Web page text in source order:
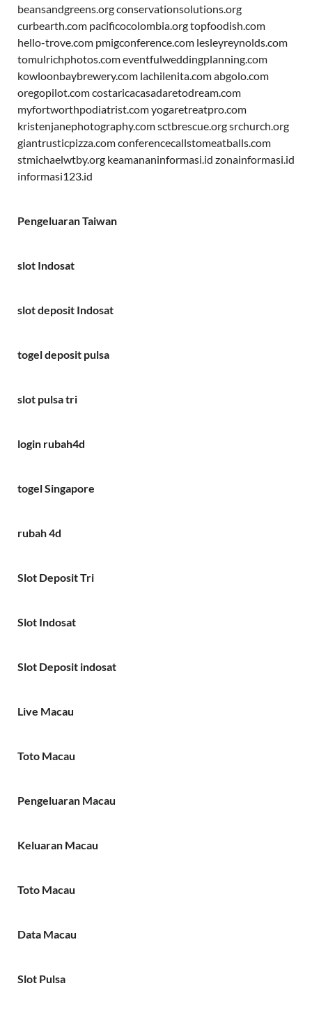
beansandgreens.orgconservationsolutions.org
curbearth.com pacificocolombia.orgtopfoodish.com
hello-trove.com pmigconference.com lesleyreynolds.com
tomulrichphotos.comeventfulweddingplanning.com
kowloonbaybrewery.com lachilenita.comabgolo.com
oregopilot.comcostaricacasadaretodream.com
myfortworthpodiatrist.comyogaretreatpro.com
kristenjanephotography.comsctbrescue.orgsrchurch.org
giantrusticpizza.comconferencecallstomeatballs.com
stmichaelwtby.org keamananinformasi.id zonainformasi.id
informasi123.id
Pengeluaran Taiwan
slot Indosat
slot deposit Indosat
togel deposit pulsa
slot pulsa tri
login rubah4d
togel Singapore
rubah 4d
Slot Deposit Tri
Slot Indosat
Slot Deposit indosat
Live Macau
Toto Macau
Pengeluaran Macau
Keluaran Macau
Toto Macau
Data Macau
Slot Pulsa